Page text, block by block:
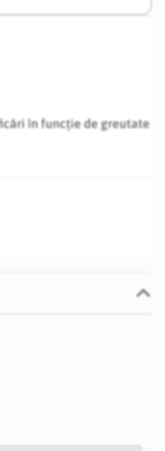
în funcție de greutate